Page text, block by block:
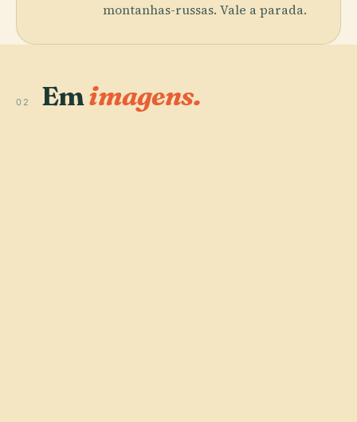
montanhas-russas. Vale a parada.
02 Emimagens.